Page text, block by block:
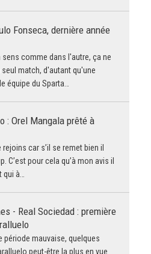
Fonseca, dernière année
comme dans l'autre, ça ne
match, d'autant qu'une
du Sparta…
: Orel Mangala prêté à
car s’il se remet bien il
C’est pour cela qu’à mon avis il
à…
- Real Sociedad : première
période mauvaise, quelques
peut-être la plus en vue